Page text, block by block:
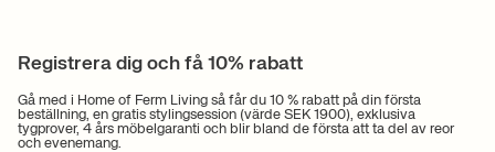
Registrera dig och få 10% rabatt
Gå med i Home of Ferm Living så får du 10 % rabatt på din första
beställning, en gratis stylingsession (värde SEK 1900), exklusiva
tygprover, 4 års möbelgaranti och blir bland de första att ta del av reor
och evenemang.